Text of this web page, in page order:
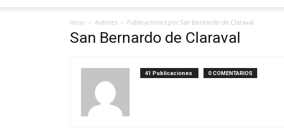
Inicio Autores Publicaciones por San Bernardo de Claraval
San Bernardo de Claraval
41 Publicaciones 0 COMENTARIOS